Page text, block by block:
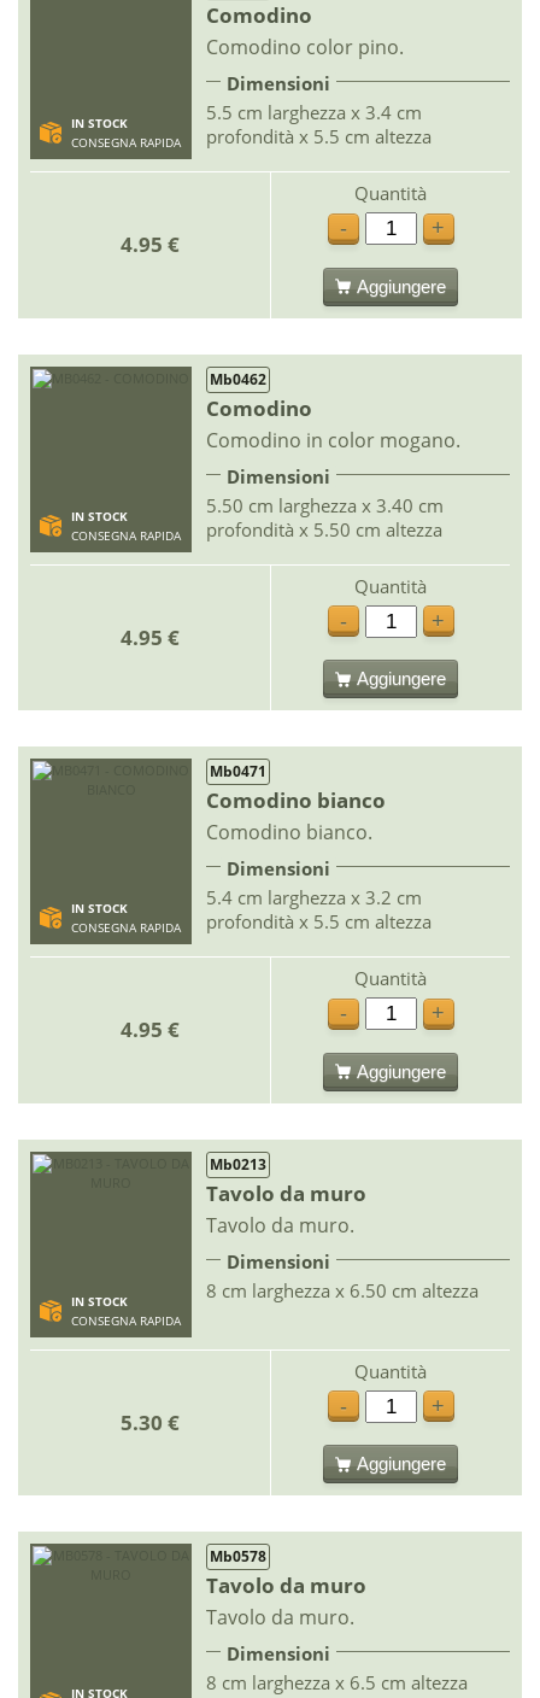
IN STOCK
CONSEGNA RAPIDA
Comodino
Comodino color pino.
Dimensioni
5.5 cm larghezza x 3.4 cm
profondità x 5.5 cm altezza
4.95 €
Quantità
-
+
Aggiungere
IN STOCK
CONSEGNA RAPIDA
Mb0462
Comodino
Comodino in color mogano.
Dimensioni
5.50 cm larghezza x 3.40 cm
profondità x 5.50 cm altezza
4.95 €
Quantità
-
+
Aggiungere
IN STOCK
CONSEGNA RAPIDA
Mb0471
Comodino bianco
Comodino bianco.
Dimensioni
5.4 cm larghezza x 3.2 cm
profondità x 5.5 cm altezza
4.95 €
Quantità
-
+
Aggiungere
IN STOCK
CONSEGNA RAPIDA
Mb0213
Tavolo da muro
Tavolo da muro.
Dimensioni
8 cm larghezza x 6.50 cm altezza
5.30 €
Quantità
-
+
Aggiungere
IN STOCK
Mb0578
Tavolo da muro
Tavolo da muro.
Dimensioni
8 cm larghezza x 6.5 cm altezza